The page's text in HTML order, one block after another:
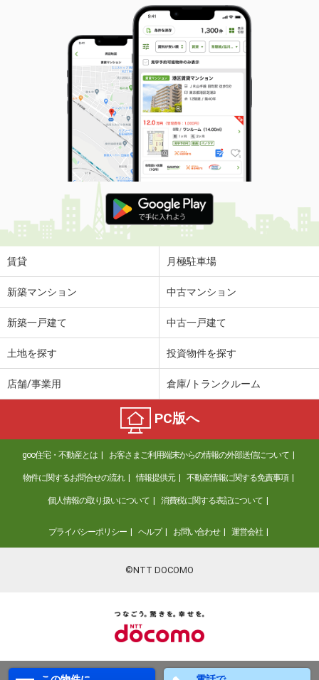
賃貸 月極駐車場
新築マンション 中古マンション
新築一戸建て 中古一戸建て
土地を探す 投資物件を探す
店舗/事業用 倉庫/トランクルーム
PC版へ
goo住宅・不動産とは お客さまご利用端末からの情報の外部送信について
物件に関するお問合せの流れ 情報提供元 不動産情報に関する免責事項
個人情報の取り扱いについて 消費税に関する表記について
プライバシーポリシー ヘルプ お問い合わせ 運営会社
©NTT DOCOMO